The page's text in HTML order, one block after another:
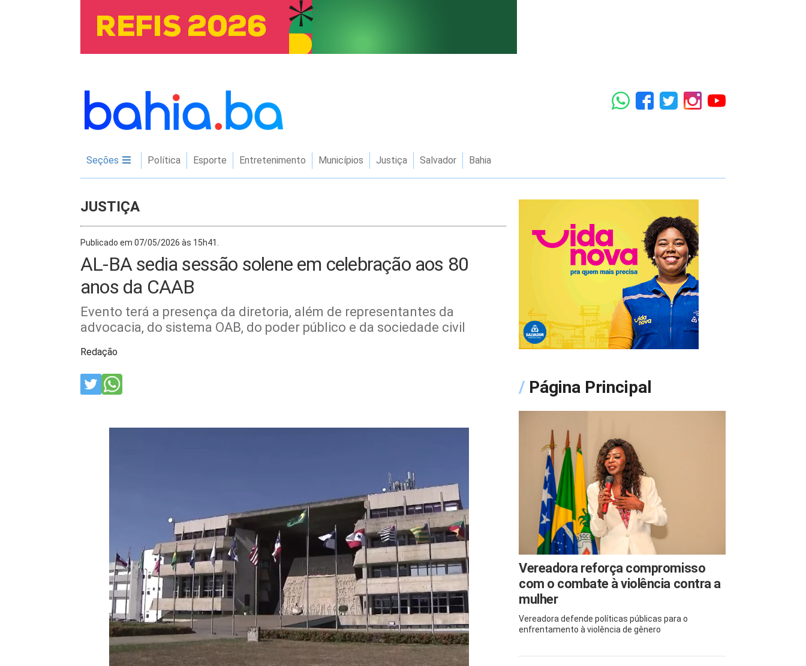
Seções Política Esporte Entretenimento Municípios Justiça Salvador Bahia
JUSTIÇA
Publicado em 07/05/2026 às 15h41.
AL-BA sedia sessão solene em celebração aos 80
anos da CAAB
Evento terá a presença da diretoria, além de representantes da
advocacia, do sistema OAB, do poder público e da sociedade civil
Redação
/ Página Principal
Vereadora reforça compromisso
com o combate à violência contra a
mulher
Vereadora defende políticas públicas para o
enfrentamento à violência de gênero